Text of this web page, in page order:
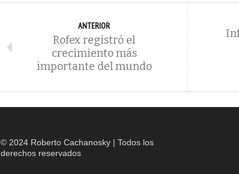
ANTERIOR
Rofex registró el
crecimiento más
importante del mundo
© 2024 Roberto Cachanosky | Todos los
derechos reservados